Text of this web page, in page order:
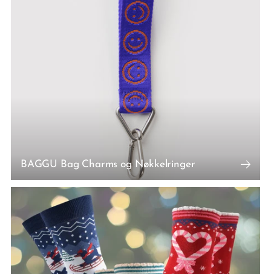
BAGGU Bag Charms og Nøkkelringer